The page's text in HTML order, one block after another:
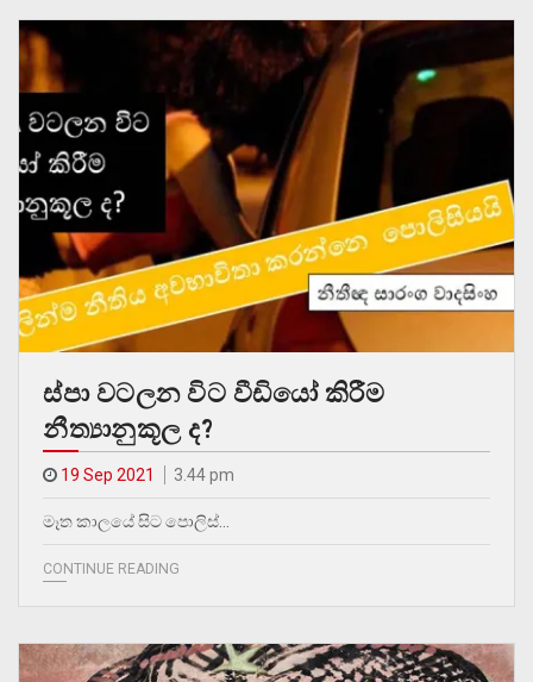
ස්පා වටලන විට වීඩියෝ කිරීම
නීත්‍යානුකූල ද?
19 Sep 2021 3.44 pm
මෑත කාලයේ සිට පොලිස්…
CONTINUE READING